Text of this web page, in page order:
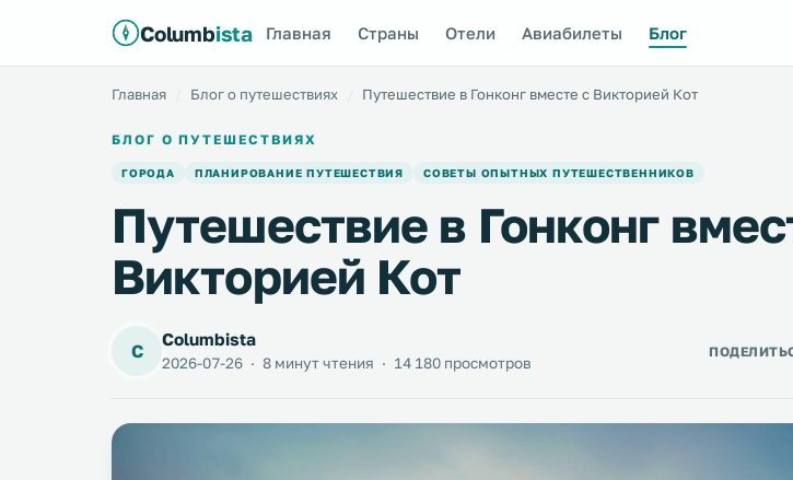
Columbista Главная Страны Отели Авиабилеты Блог
Главная Блог о путешествиях Путешествие в Гонконг вместе с Викторией Кот
БЛОГ О ПУТЕШЕСТВИЯХ
ГОРОДА ПЛАНИРОВАНИЕ ПУТЕШЕСТВИЯ СОВЕТЫ ОПЫТНЫХ ПУТЕШЕСТВЕННИКОВ
Путешествие в Гонконг
Викторией Кот
C
Columbista
2026-07-26 · 8 минут чтения · 14 180 просмотров